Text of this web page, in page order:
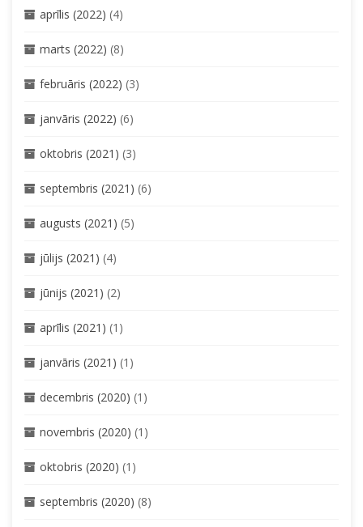
aprīlis (2022) (4)
marts (2022) (8)
februāris (2022) (3)
janvāris (2022) (6)
oktobris (2021) (3)
septembris (2021) (6)
augusts (2021) (5)
jūlijs (2021) (4)
jūnijs (2021) (2)
aprīlis (2021) (1)
janvāris (2021) (1)
decembris (2020) (1)
novembris (2020) (1)
oktobris (2020) (1)
septembris (2020) (8)